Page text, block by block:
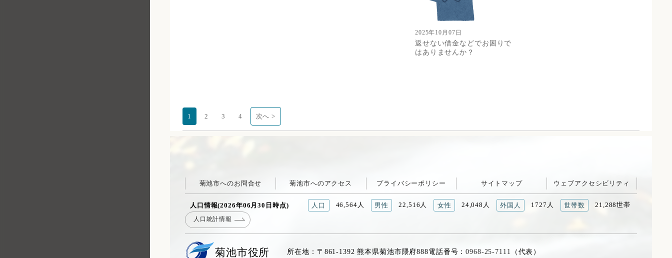
2025年10月07日
返せない借金などでお困りで
はありませんか？
1 2 3 4 次へ >
菊池市へのお問合せ 菊池市へのアクセス プライバシーポリシー サイトマップ ウェブアクセシビリティ
人口情報(2026年06月30日時点) 人口 46,564人 男性 22,516人 女性 24,048人 外国人 1727人 世帯数 21,288世帯
人口統計情報
菊池市役所 所在地：〒861-1392 熊本県菊池市隈府888電話番号：0968-25-7111 （代表）